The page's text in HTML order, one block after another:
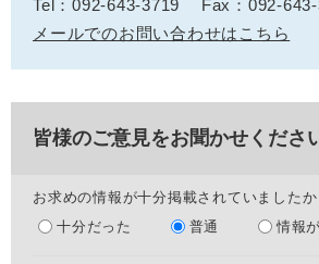
Tel：092-643-3719
Fax：092-
メールでのお問い合わせはこちら
皆様のご意見をお聞かせくださ
お求めの情報が十分掲載されていましたか
十分だった
普通 情報